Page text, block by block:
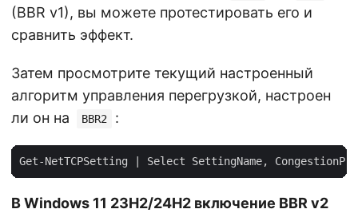
(BBR v1), вы можете протестировать его и
сравнить эффект.
Затем просмотрите текущий настроенный
алгоритм управления перегрузкой, настроен
ли он на
BBR2 :
В Windows 11 23H2/24H2 включение BBR v2